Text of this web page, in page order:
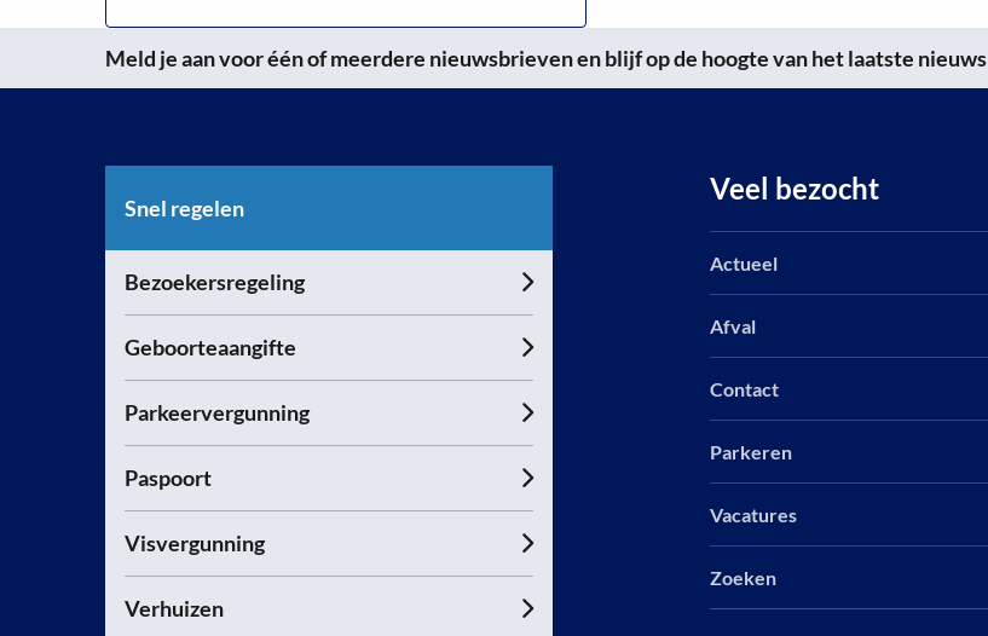
Meld je aan voor één of meerdere nieuwsbrieven en blijf op de hoogte van het laatste nieuws
Snel regelen
Bezoekersregeling
Geboorteaangifte
Parkeervergunning
Paspoort
Visvergunning
Verhuizen
Veel bezocht
Actueel
Afval
Contact
Parkeren
Vacatures
Zoeken